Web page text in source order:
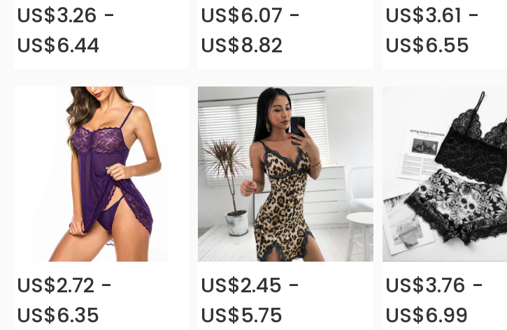
US$3.26 -
US$6.44
US$6.07 -
US$8.82
US$3.61 -
US$6.55
US$2.72 -
US$6.35
US$2.45 -
US$5.75
US$3.76 -
US$6.99